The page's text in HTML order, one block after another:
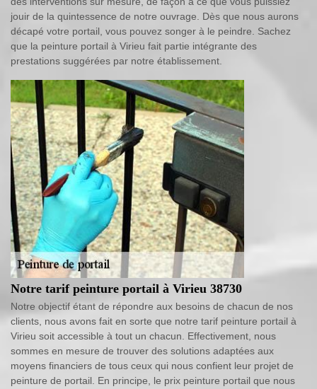
jouir de la quintessence de notre ouvrage. Dès que nous aurons
décapé votre portail, vous pouvez songer à le peindre. Sachez
que la peinture portail à Virieu fait partie intégrante des
prestations suggérées par notre établissement.
Notre tarif peinture portail à Virieu 38730
Notre objectif étant de répondre aux besoins de chacun de nos
clients, nous avons fait en sorte que notre tarif peinture portail à
Virieu soit accessible à tout un chacun. Effectivement, nous
sommes en mesure de trouver des solutions adaptées aux
moyens financiers de tous ceux qui nous confient leur projet de
peinture de portail. En principe, le prix peinture portail que nous